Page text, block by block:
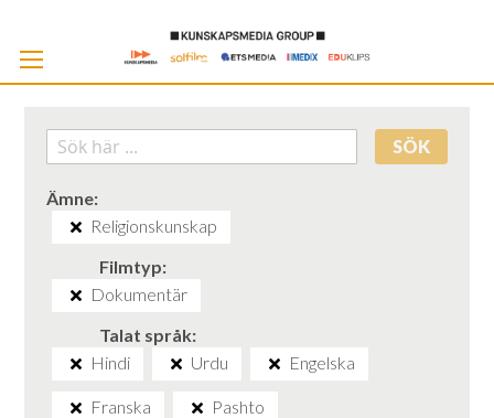
SÖK
Ämne
Religionskunskap
Filmtyp
Dokumentär
Talat språk
Hindi
Urdu Engelska
Franska Pashto